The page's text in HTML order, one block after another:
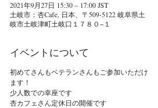
2021年9月27日 15:30 – 17:00 JST
土岐市：杏Cafe, 日本、〒509-5122 岐阜県土
岐市土岐津町土岐口１７８０−１
イベントについて
初めてさんもベテランさんもご参加いただけ
ます！
少人数での幸座です
杏カフェさん定休日の開催です